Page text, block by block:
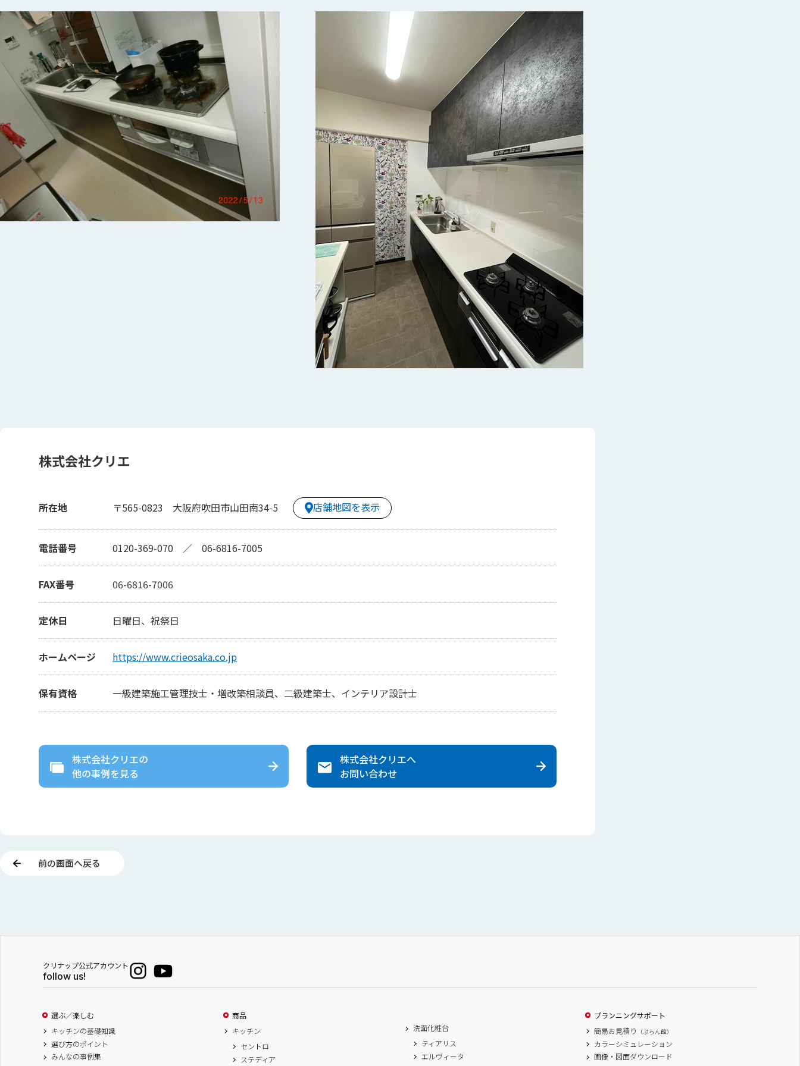
株式会社クリエ
所在地 〒565-0823 大阪府吹田市山田南34-5 店舗地図を表示
電話番号 0120-369-070 ／ 06-6816-7005
FAX番号 06-6816-7006
定休日 日曜日、祝祭日
ホームページ https://www.crieosaka.co.jp
保有資格 一級建築施工管理技士・増改築相談員、二級建築士、インテリア設計士
株式会社クリエの
他の事例を見る
株式会社クリエへ
お問い合わせ
前の画面へ戻る
クリナップ公式アカウント
follow us!
選ぶ／楽しむ
キッチンの基礎知識
選び方のポイント
みんなの事例集
商品
キッチン
セントロ
ステディア
洗面化粧台
ティアリス
エルヴィータ
プランニングサポート
簡易お見積り
（ぷらん館）
カラーシミュレーション
画像・図面ダウンロード